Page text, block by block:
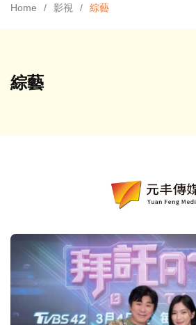
Home 影視 綜藝
綜藝